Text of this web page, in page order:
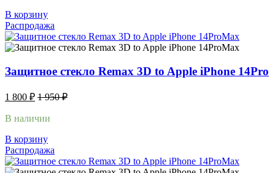
В корзину
Распродажа
Защитное стекло Remax 3D to Apple iPhone 14Pro
1 800 ₽ 1 950₽
В наличии
В корзину
Распродажа